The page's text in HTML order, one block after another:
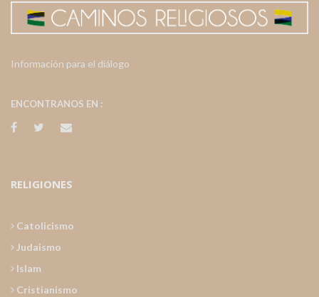
Información para el diálogo
ENCONTRANOS EN :
RELIGIONES
Catolicismo
Judaismo
Islam
Cristianismo